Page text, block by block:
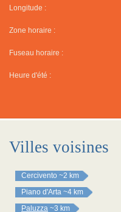
Longitude :
Zone horaire :
Fuseau horaire :
Heure d'été :
Villes voisines
Cercivento ~2 km
Piano d'Arta ~4 km
Paluzza ~3 km